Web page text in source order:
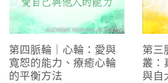
第四脈輪｜心輪：愛與
寬恕的能力、療癒心輪
的平衡方法
第三
叢：
與自